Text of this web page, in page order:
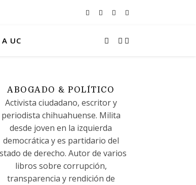
UC
ABOGADO & POLÍTICO
Activista ciudadano, escritor y
periodista chihuahuense. Milita
desde joven en la izquierda
democrática y es partidario del
de derecho. Autor de varios
libros sobre corrupción,
transparencia y rendición de